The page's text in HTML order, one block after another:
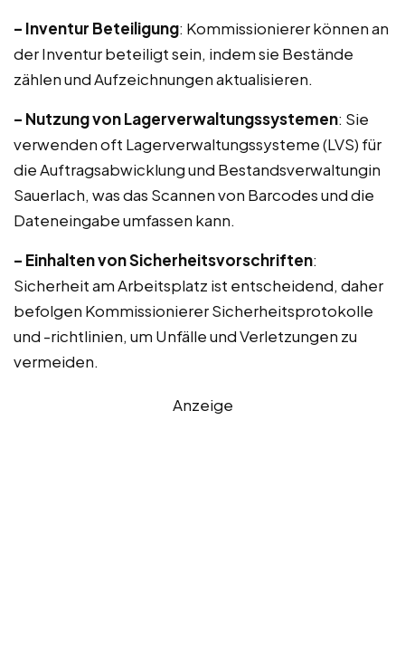
– Inventur Beteiligung: Kommissionierer können an
der Inventur beteiligt sein, indem sie Bestände
zählen und Aufzeichnungen aktualisieren.
– Nutzung von Lagerverwaltungssystemen: Sie
verwenden oft Lagerverwaltungssysteme (LVS) für
die Auftragsabwicklung und Bestandsverwaltungin
Sauerlach, was das Scannen von Barcodes und die
Dateneingabe umfassen kann.
– Einhalten von Sicherheitsvorschriften:
Sicherheit am Arbeitsplatz ist entscheidend, daher
befolgen Kommissionierer Sicherheitsprotokolle
und -richtlinien, um Unfälle und Verletzungen zu
vermeiden.
Anzeige